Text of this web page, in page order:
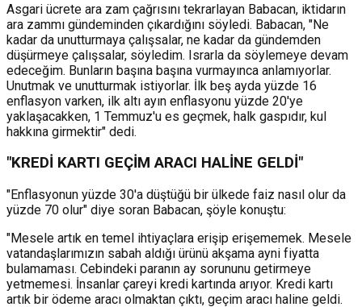
Asgari ücrete ara zam çağrısını tekrarlayan Babacan, iktidarın
ara zammı gündeminden çıkardığını söyledi. Babacan, "Ne
kadar da unutturmaya çalışsalar, ne kadar da gündemden
düşürmeye çalışsalar, söyledim. Israrla da söylemeye devam
edeceğim. Bunların başına başına vurmayınca anlamıyorlar.
Unutmak ve unutturmak istiyorlar. İlk beş ayda yüzde 16
enflasyon varken, ilk altı ayın enflasyonu yüzde 20'ye
yaklaşacakken, 1 Temmuz'u es geçmek, halk gaspıdır, kul
hakkına girmektir" dedi.
"KREDİ KARTI GEÇİM ARACI HALİNE GELDİ"
"Enflasyonun yüzde 30'a düştüğü bir ülkede faiz nasıl olur da
yüzde 70 olur" diye soran Babacan, şöyle konuştu:
"Mesele artık en temel ihtiyaçlara erişip erişememek. Mesele
vatandaşlarımızın sabah aldığı ürünü akşama ayni fiyatta
bulamaması. Cebindeki paranın ay sorununu getirmeye
yetmemesi. İnsanlar çareyi kredi kartında arıyor. Kredi kartı
artık bir ödeme aracı olmaktan çıktı, geçim aracı haline geldi.